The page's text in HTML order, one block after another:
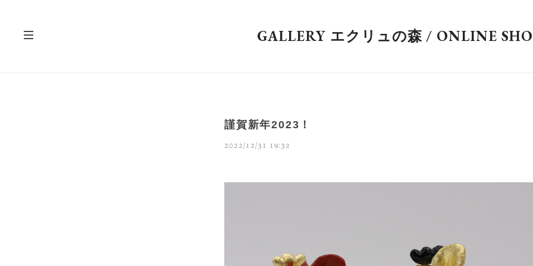
GALLERY エクリュの森 / ONLINE
謹賀新年2023！
2022/12/31 19:32